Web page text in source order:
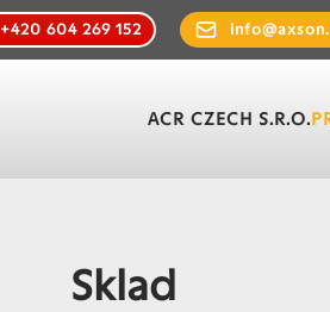
+420 604 269 152
ACR CZECH S.R.O.
Sklad